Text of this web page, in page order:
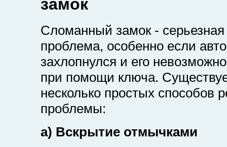
замок
Сломанный замок - серьезная
проблема, особенно если
захлопнулся и его
при помощи ключа.
несколько простых способов
проблемы:
a) Вскрытие отмычками